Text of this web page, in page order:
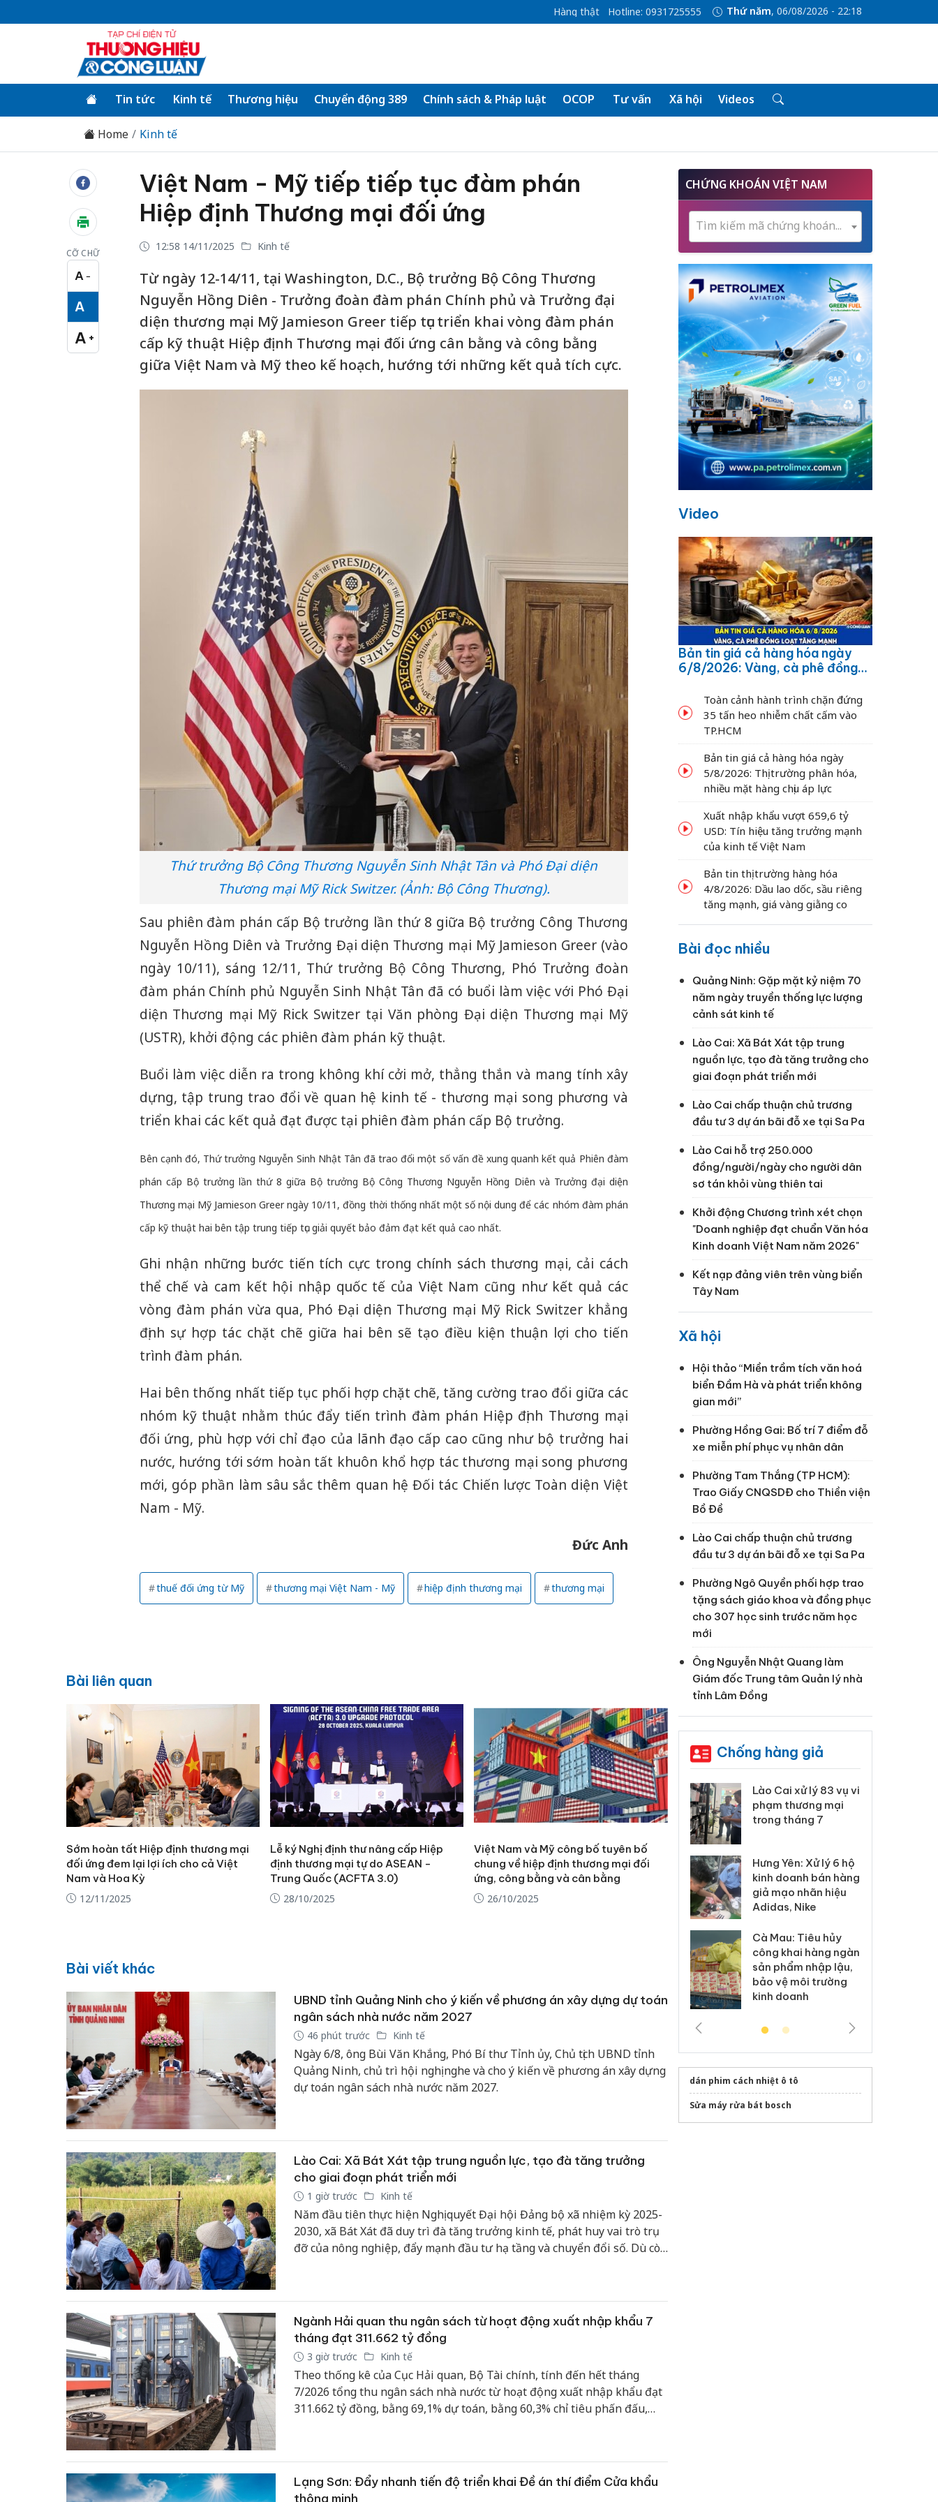
Hàng thật Hotline: 0931725555 Thứ năm, 06/08/2026 - 22:18
Tin tức Kinh tế Thương hiệu Chuyển động 389 Chính sách & Pháp luật OCOP Tư vấn Xã hội Videos
Home Kinh tế
CỠ CHỮ
A −
Cỡ chữ nhỏ
A
Cỡ chữ vừa
A +
Cỡ chữ lớn
Việt Nam - Mỹ tiếp tiếp tục đàm phán
Hiệp định Thương mại đối ứng
12:58 14/11/2025 Kinh tế
Từ ngày 12-14/11, tại Washington, D.C., Bộ trưởng Bộ Công Thương
Nguyễn Hồng Diên - Trưởng đoàn đàm phán Chính phủ và Trưởng đại
diện thương mại Mỹ Jamieson Greer tiếp tục triển khai vòng đàm phán
cấp kỹ thuật Hiệp định Thương mại đối ứng cân bằng và công bằng
giữa Việt Nam và Mỹ theo kế hoạch, hướng tới những kết quả tích cực.
Thứ trưởng Bộ Công Thương Nguyễn Sinh Nhật Tân và Phó Đại diện
Thương mại Mỹ Rick Switzer. (Ảnh: Bộ Công Thương).
Sau phiên đàm phán cấp Bộ trưởng lần thứ 8 giữa Bộ trưởng Công Thương
Nguyễn Hồng Diên và Trưởng Đại diện Thương mại Mỹ Jamieson Greer (vào
ngày 10/11), sáng 12/11, Thứ trưởng Bộ Công Thương, Phó Trưởng đoàn
đàm phán Chính phủ Nguyễn Sinh Nhật Tân đã có buổi làm việc với Phó Đại
diện Thương mại Mỹ Rick Switzer tại Văn phòng Đại diện Thương mại Mỹ
(USTR), khởi động các phiên đàm phán kỹ thuật.
Buổi làm việc diễn ra trong không khí cởi mở, thẳng thắn và mang tính xây
dựng, tập trung trao đổi về quan hệ kinh tế - thương mại song phương và
triển khai các kết quả đạt được tại phiên đàm phán cấp Bộ trưởng.
Bên cạnh đó, Thứ trưởng Nguyễn Sinh Nhật Tân đã trao đổi một số vấn đề xung quanh kết quả Phiên đàm
phán cấp Bộ trưởng lần thứ 8 giữa Bộ trưởng Bộ Công Thương Nguyễn Hồng Diên và Trưởng đại diện
Thương mại Mỹ Jamieson Greer ngày 10/11, đồng thời thống nhất một số nội dung để các nhóm đàm phán
cấp kỹ thuật hai bên tập trung tiếp tục giải quyết bảo đảm đạt kết quả cao nhất.
Ghi nhận những bước tiến tích cực trong chính sách thương mại, cải cách
thể chế và cam kết hội nhập quốc tế của Việt Nam cũng như kết quả các
vòng đàm phán vừa qua, Phó Đại diện Thương mại Mỹ Rick Switzer khẳng
định sự hợp tác chặt chẽ giữa hai bên sẽ tạo điều kiện thuận lợi cho tiến
trình đàm phán.
Hai bên thống nhất tiếp tục phối hợp chặt chẽ, tăng cường trao đổi giữa các
nhóm kỹ thuật nhằm thúc đẩy tiến trình đàm phán Hiệp định Thương mại
đối ứng, phù hợp với chỉ đạo của lãnh đạo cấp cao cũng như bộ trưởng hai
nước, hướng tới sớm hoàn tất khuôn khổ hợp tác thương mại song phương
mới, góp phần làm sâu sắc thêm quan hệ Đối tác Chiến lược Toàn diện Việt
Nam - Mỹ.
Đức Anh
thuế đối ứng từ Mỹ thương mại Việt Nam - Mỹ hiệp định thương mại thương mại
Bài liên quan
Sớm hoàn tất Hiệp định thương mại
đối ứng đem lại lợi ích cho cả Việt
Nam và Hoa Kỳ
12/11/2025
Lễ ký Nghị định thư nâng cấp Hiệp
định thương mại tự do ASEAN -
Trung Quốc (ACFTA 3.0)
28/10/2025
Việt Nam và Mỹ công bố tuyên bố
chung về hiệp định thương mại đối
ứng, công bằng và cân bằng
26/10/2025
Bài viết khác
UBND tỉnh Quảng Ninh cho ý kiến về phương án xây dựng dự toán
ngân sách nhà nước năm 2027
46 phút trước Kinh tế
Ngày 6/8, ông Bùi Văn Khắng, Phó Bí thư Tỉnh ủy, Chủ tịch UBND tỉnh
Quảng Ninh, chủ trì hội nghị nghe và cho ý kiến về phương án xây dựng
dự toán ngân sách nhà nước năm 2027.
Lào Cai: Xã Bát Xát tập trung nguồn lực, tạo đà tăng trưởng
cho giai đoạn phát triển mới
1 giờ trước Kinh tế
Năm đầu tiên thực hiện Nghị quyết Đại hội Đảng bộ xã nhiệm kỳ 2025-
2030, xã Bát Xát đã duy trì đà tăng trưởng kinh tế, phát huy vai trò trụ
đỡ của nông nghiệp, đẩy mạnh đầu tư hạ tầng và chuyển đổi số. Dù còn
nhiều chuyển biến tích cực, làm nền tảng cho mục tiêu phát triển bền
vững trong giai đoạn tới.
Ngành Hải quan thu ngân sách từ hoạt động xuất nhập khẩu 7
tháng đạt 311.662 tỷ đồng
3 giờ trước Kinh tế
Theo thống kê của Cục Hải quan, Bộ Tài chính, tính đến hết tháng
7/2026 tổng thu ngân sách nhà nước từ hoạt động xuất nhập khẩu đạt
311.662 tỷ đồng, bằng 69,1% dự toán, bằng 60,3% chỉ tiêu phấn đấu,
Lạng Sơn: Đẩy nhanh tiến độ triển khai Đề án thí điểm Cửa khẩu
thông minh
CHỨNG KHOÁN VIỆT NAM
Tìm kiếm mã chứng khoán...
Video
Bản tin giá cả hàng hóa ngày
6/8/2026: Vàng, cà phê đồng
Toàn cảnh hành trình chặn đứng
35 tấn heo nhiễm chất cấm vào
TP.HCM
Bản tin giá cả hàng hóa ngày
5/8/2026: Thị trường phân hóa,
nhiều mặt hàng chịu áp lực
Xuất nhập khẩu vượt 659,6 tỷ
USD: Tín hiệu tăng trưởng mạnh
của kinh tế Việt Nam
Bản tin thị trường hàng hóa
4/8/2026: Dầu lao dốc, sầu riêng
tăng mạnh, giá vàng giằng co
Bài đọc nhiều
Quảng Ninh: Gặp mặt kỷ niệm 70
năm ngày truyền thống lực lượng
cảnh sát kinh tế
Lào Cai: Xã Bát Xát tập trung
nguồn lực, tạo đà tăng trưởng cho
giai đoạn phát triển mới
Lào Cai chấp thuận chủ trương
đầu tư 3 dự án bãi đỗ xe tại Sa Pa
Lào Cai hỗ trợ 250.000
đồng/người/ngày cho người dân
sơ tán khỏi vùng thiên tai
Khởi động Chương trình xét chọn
"Doanh nghiệp đạt chuẩn Văn hóa
Kinh doanh Việt Nam năm 2026"
Kết nạp đảng viên trên vùng biển
Tây Nam
Xã hội
Hội thảo “Miền trầm tích văn hoá
biển Đầm Hà và phát triển không
gian mới”
Phường Hồng Gai: Bố trí 7 điểm đỗ
xe miễn phí phục vụ nhân dân
Phường Tam Thắng (TP HCM):
Trao Giấy CNQSDĐ cho Thiền viện
Bồ Đề
Lào Cai chấp thuận chủ trương
đầu tư 3 dự án bãi đỗ xe tại Sa Pa
Phường Ngô Quyền phối hợp trao
tặng sách giáo khoa và đồng phục
cho 307 học sinh trước năm học
mới
Ông Nguyễn Nhật Quang làm
Giám đốc Trung tâm Quản lý nhà
tỉnh Lâm Đồng
Chống hàng giả
Công an Thanh Hóa
tìm bị hại trong vụ
án sản xuất, buôn
Thanh Hóa: Tìm bị
hại trong vụ án buôn
Lào Cai xử lý 83 vụ vi
phạm thương mại
trong tháng 7
Hưng Yên: Xử lý 6 hộ
kinh doanh bán hàng
giả mạo nhãn hiệu
Adidas, Nike
Cà Mau: Tiêu hủy
công khai hàng ngàn
sản phẩm nhập lậu,
bảo vệ môi trường
kinh doanh
dán phim cách nhiệt ô tô
Sửa máy rửa bát bosch